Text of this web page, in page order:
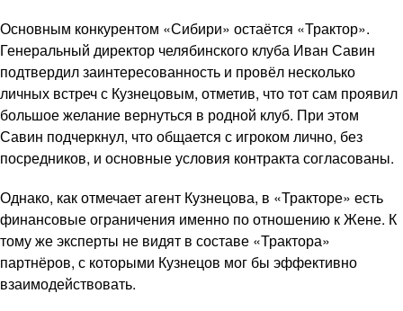
Основным конкурентом «Сибири» остаётся «Трактор».
Генеральный директор челябинского клуба Иван Савин
подтвердил заинтересованность и провёл несколько
личных встреч с Кузнецовым, отметив, что тот сам проявил
большое желание вернуться в родной клуб. При этом
Савин подчеркнул, что общается с игроком лично, без
посредников, и основные условия контракта согласованы.
Однако, как отмечает агент Кузнецова, в «Тракторе» есть
финансовые ограничения именно по отношению к Жене. К
тому же эксперты не видят в составе «Трактора»
партнёров, с которыми Кузнецов мог бы эффективно
взаимодействовать.